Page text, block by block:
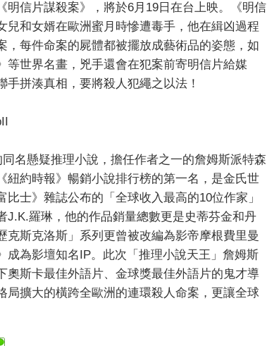
信片謀殺案》，將於6月19日在台上映。《明信
兒和女婿在歐洲蜜月時慘遭毒手，他在緝凶過程
每件命案的屍體都被擺放成藝術品的姿態，如
等世界名畫，兇手還會在犯案前寄明信片給媒
拼湊真相，要將殺人犯繩之以法！
名懸疑推理小說，擔任作者之一的詹姆斯派特森
紐約時報》暢銷小說排行榜的第一名，是金氏世
士》雜誌公布的「全球收入最高的10位作家」
J.K.羅琳，他的作品銷量總數更是史蒂芬金和丹
斯克洛斯」系列更曾被改編為影帝摩根費里曼
成為影壇知名IP。此次「推理小說天王」詹姆斯
斯卡最佳外語片、金球獎最佳外語片的鬼才導
擴大的橫跨全歐洲的連環殺人命案，更讓全球